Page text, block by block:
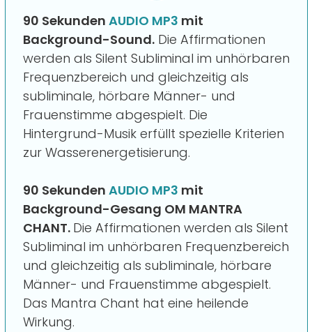
90 Sekunden AUDIO MP3 mit
Background-Sound. Die Affirmationen
werden als Silent Subliminal im unhörbaren
Frequenzbereich und gleichzeitig als
subliminale, hörbare Männer- und
Frauenstimme abgespielt. Die
Hintergrund-Musik erfüllt spezielle Kriterien
zur Wasserenergetisierung.
90 Sekunden AUDIO MP3 mit
Background-Gesang OM MANTRA
CHANT. Die Affirmationen werden als Silent
Subliminal im unhörbaren Frequenzbereich
und gleichzeitig als subliminale, hörbare
Männer- und Frauenstimme abgespielt.
Das Mantra Chant hat eine heilende
Wirkung.